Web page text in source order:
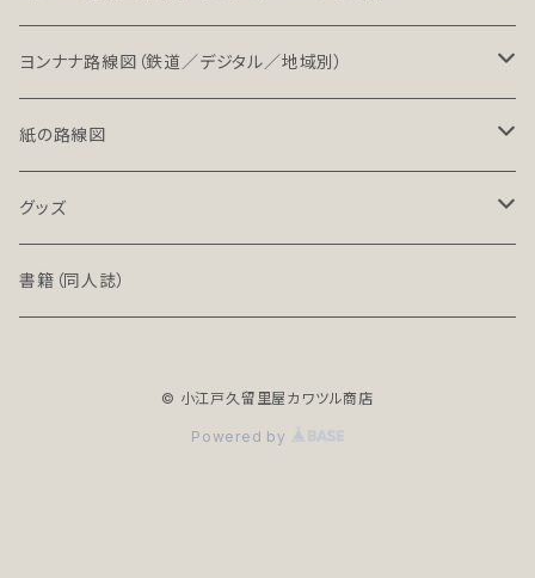
LT（ライト）
LT-NC（ライト／ノンクレジット版）
PRO（プロ）
PRO-NC（プロ／ノンクレジット版）
ヨンナナ路線図（鉄道／デジタル／地域別）
北海道・東北地方の鉄道（デジタル）
関東地方の鉄道（デジタル）
中部地方の鉄道（デジタル）
紙の路線図
鉄道路線図
高速道路案内図
グッズ
文具（クリアファイル）
書籍（同人誌）
© 小江戸久留里屋カワツル商店
Powered by